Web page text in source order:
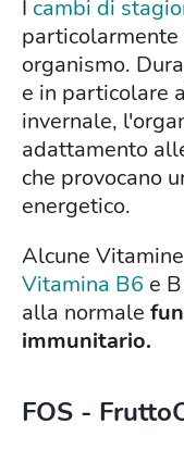
I cambi di
organismo.
e in particolare
invernale,
adattamento
che provocano
energetico.
Alcune
Vitamina B6 e
alla normale
immunitario.
FOS -